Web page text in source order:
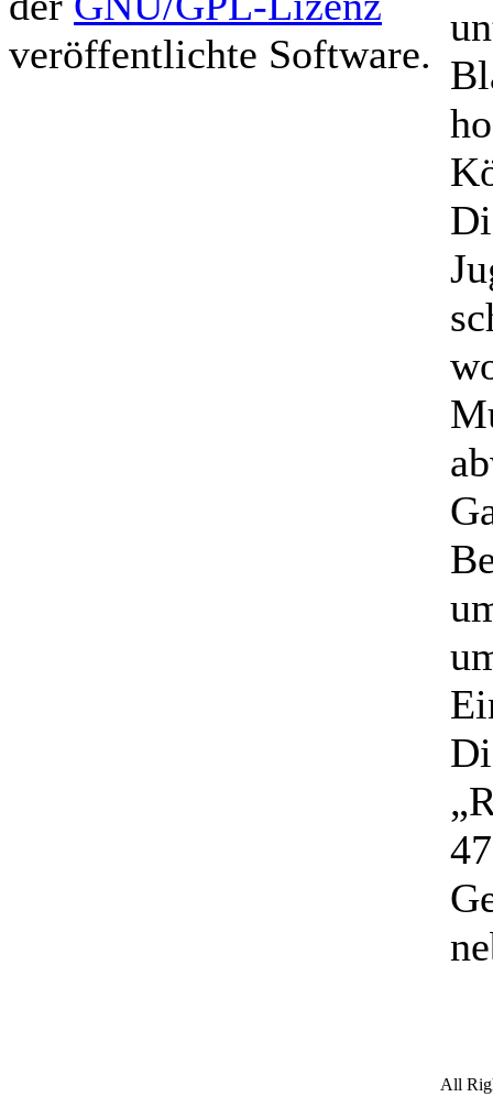
veröffentlichte Software.
All